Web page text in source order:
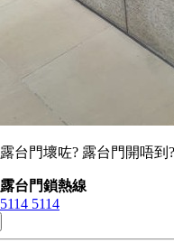
露台門壞咗? 露台門開唔到?
露台門鎖熱線
5114 5114